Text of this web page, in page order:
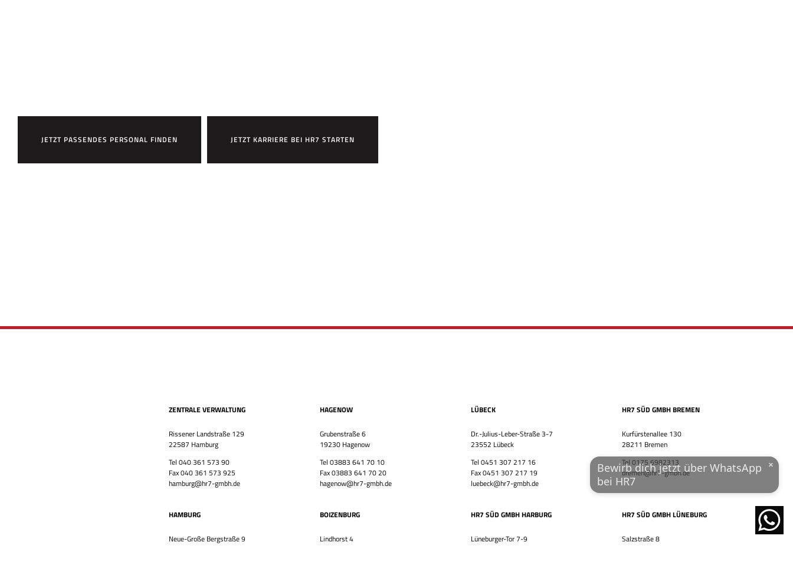
JETZT PASSENDES PERSONAL FINDEN JETZT KARRIERE BEI HR7 STARTEN
ZENTRALE VERWALTUNG
Rissener Landstraße 129
22587 Hamburg
Tel 040 361 573 90
Fax 040 361 573 925
hamburg@hr7-gmbh.de
HAMBURG
Neue-Große Bergstraße 9
HAGENOW
Grubenstraße 6
19230 Hagenow
Tel 03883 641 70 10
Fax 03883 641 70 20
hagenow@hr7-gmbh.de
BOIZENBURG
Lindhorst 4
LÜBECK
Dr.-Julius-Leber-Straße 3-7
23552 Lübeck
Tel 0451 307 217 16
Fax 0451 307 217 19
luebeck@hr7-gmbh.de
HR7 SÜD GMBH HARBURG
Lüneburger-Tor 7-9
HR7 SÜD GMBH BREMEN
Kurfürstenallee 130
28211 Bremen
Tel 0175 6982313
bremen@hr7-gmbh.de
HR7 SÜD GMBH LÜNEBURG
Salzstraße 8
Bewirb dich jetzt über WhatsApp
bei HR7
×
Datenschutzerklärungund das
gelesen.
JETZT ÜBER WHATSAPP BEWERBEN!
powered by